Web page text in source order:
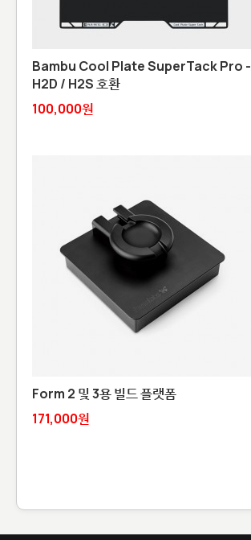
Bambu Cool Plate SuperTack Pro -
H2D / H2S 호환
100,000원
Form 2 및 3용 빌드 플랫폼
171,000원